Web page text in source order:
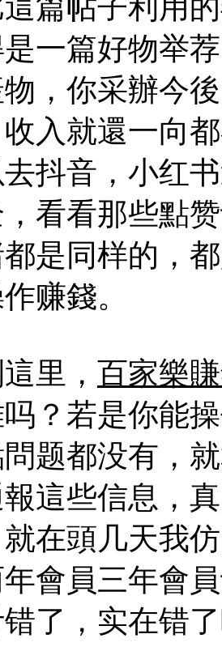
篇帖子利用
一篇好物举
，你采辦今
入就還一向
抖音，小红
看看那些點
是同样的，
赚錢。
里， 百家樂
？若是你能
题都没有，
這些信息，
在頭几天我
會員三年會
了，实在错